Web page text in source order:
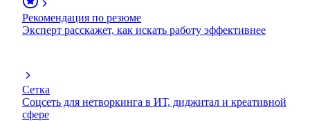
Рекомендация по резюме
Эксперт расскажет, как искать работу эффективнее
Сетка
Соцсеть для нетворкинга в ИТ, диджитал и креативной
сфере